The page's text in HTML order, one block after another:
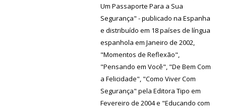
Um Passaporte Para a Sua
Segurança" - publicado na Espanha
e distribuído em 18 países de língua
espanhola em Janeiro de 2002,
"Momentos de Reflexão",
"Pensando em Você", "De Bem Com
a Felicidade", "Como Viver Com
Segurança" pela Editora Tipo em
Fevereiro de 2004 e "Educando com